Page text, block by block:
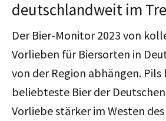
deutschlandweit im
Der Bier-Monitor 2023 von
Vorlieben für Biersorten in
von der Region abhängen.
beliebteste Bier der
Vorliebe stärker im Westen